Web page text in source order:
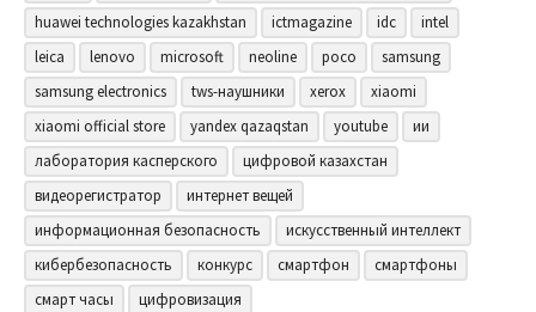
huawei technologies kazakhstan
ictmagazine idc
intel
leica
lenovo microsoft neoline poco
samsung
samsung electronics
tws-наушники xerox
xiaomi
xiaomi official store
yandex qazaqstan youtube
ии
лаборатория касперского
цифровой казахстан
видеорегистратор
интернет вещей
информационная безопасность
искусственный интеллект
кибербезопасность
конкурс смартфон
смартфоны
смарт часы
цифровизация